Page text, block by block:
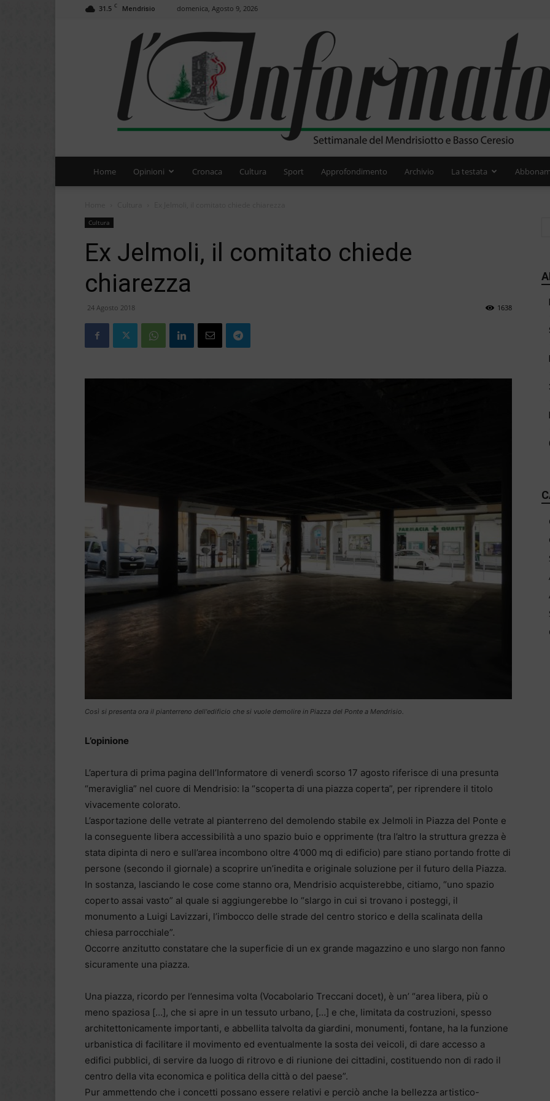
31.5 C Mendrisio domenica, Agosto 9, 2026
Home Opinioni Cronaca Cultura Sport Approfondimento Archivio La testata
Cultura
Ex Jelmoli, il comitato chiede
chiarezza
24 Agosto 2018 1638
Così si presenta ora il pianterreno dell'edificio che si vuole demolire in Piazza del Ponte a Mendrisio.
L’opinione
L’apertura di prima pagina dell’Informatore di venerdì scorso 17 agosto riferisce di una presunta
“meraviglia” nel cuore di Mendrisio: la “scoperta di una piazza coperta”, per riprendere il titolo
vivacemente colorato.
L’asportazione delle vetrate al pianterreno del demolendo stabile ex Jelmoli in Piazza del Ponte e
la conseguente libera accessibilità a uno spazio buio e opprimente (tra l’altro la struttura grezza è
stata dipinta di nero e sull’area incombono oltre 4’000 mq di edificio) pare stiano portando frotte di
persone (secondo il giornale) a scoprire un’inedita e originale soluzione per il futuro della Piazza.
In sostanza, lasciando le cose come stanno ora, Mendrisio acquisterebbe, citiamo, “uno spazio
coperto assai vasto” al quale si aggiungerebbe lo “slargo in cui si trovano i posteggi, il
monumento a Luigi Lavizzari, l’imbocco delle strade del centro storico e della scalinata della
chiesa parrocchiale”.
Occorre anzitutto constatare che la superficie di un ex grande magazzino e uno slargo non fanno
sicuramente una piazza.
Una piazza, ricordo per l’ennesima volta (Vocabolario Treccani docet), è un’ “area libera, più o
meno spaziosa […], che si apre in un tessuto urbano, […] e che, limitata da costruzioni, spesso
architettonicamente importanti, e abbellita talvolta da giardini, monumenti, fontane, ha la funzione
urbanistica di facilitare il movimento ed eventualmente la sosta dei veicoli, di dare accesso a
edifici pubblici, di servire da luogo di ritrovo e di riunione dei cittadini, costituendo non di rado il
centro della vita economica e politica della città o del paese”.
Pur ammettendo che i concetti possano essere relativi e perciò anche la bellezza artistico-